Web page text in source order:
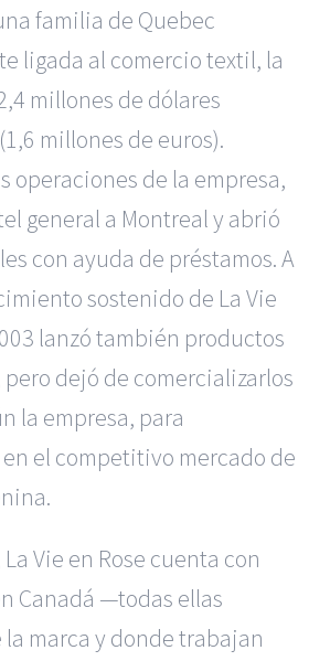
familia de Quebec
ligada al comercio textil, la
millones de dólares
millones de euros).
operaciones de la empresa,
general a Montreal y abrió
con ayuda de préstamos. A
sostenido de La Vie
lanzó también productos
dejó de comercializarlos
la empresa, para
el competitivo mercado de
Vie en Rose cuenta con
Canadá —todas ellas
marca y donde trabajan